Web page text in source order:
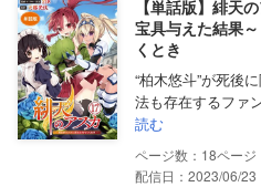
【単話版】緋天
宝具与えた結果
くとき
“柏木悠斗”が死後
法も存在するファ
読む
18
配信日：2023/06/23